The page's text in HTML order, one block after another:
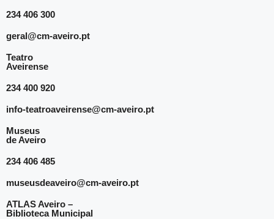
234 406 300
geral@cm-aveiro.pt
Teatro
Aveirense
234 400 920
info-teatroaveirense@cm-aveiro.pt
Museus
de Aveiro
234 406 485
museusdeaveiro@cm-aveiro.pt
ATLAS Aveiro –
Biblioteca Municipal